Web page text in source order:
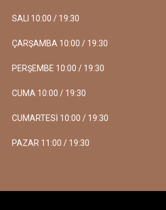
SALI 10:00 / 19:30
ÇARŞAMBA 10:00 / 19:30
PERŞEMBE 10:00 / 19:30
CUMA 10:00 / 19:30
CUMARTESİ 10:00 / 19:30
PAZAR 11:00 / 19:30